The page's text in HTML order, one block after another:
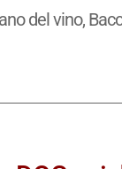
del vino,